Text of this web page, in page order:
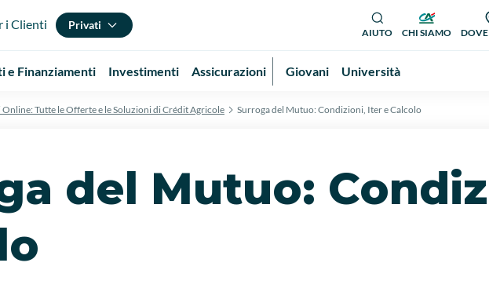
i Clienti Privati
AIUTO CHI SIAMO
e Finanziamenti Investimenti Assicurazioni Giovani Università
Tutte le Offerte e le Soluzioni di Crédit Agricole Surroga del Mutuo: Condizioni, Iter e Calcolo
del Mutuo: